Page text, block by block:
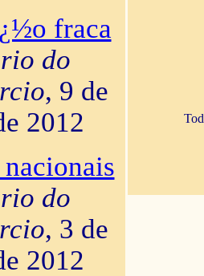
fraca
do
, 9 de
2012
do
, 3 de
2012